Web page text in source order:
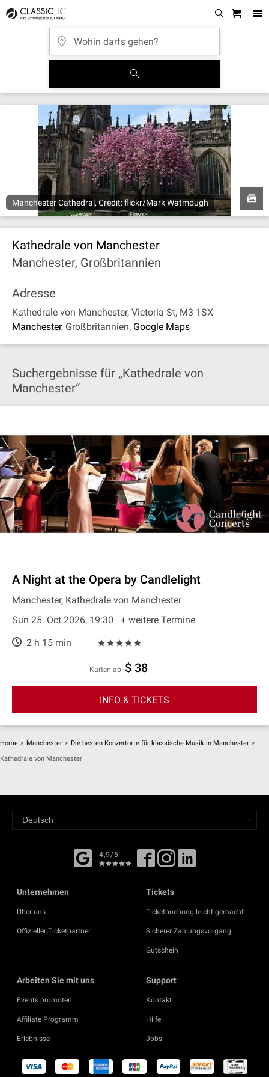
Manchester Cathedral, Credit: flickr/Mark Watmough
Kathedrale von Manchester
Manchester, Großbritannien
Adresse
Kathedrale von Manchester, Victoria St, M3 1SX
Manchester, Großbritannien, Google Maps
Suchergebnisse für „Kathedrale von
Manchester“
A Night at the Opera by Candlelight
Manchester, Kathedrale von Manchester
Sun 25. Oct 2026, 19:30
+ weitere Termine
2 h 15 min
Karten ab $ 38
INFO & TICKETS
Home > Manchester > Die besten Konzertorte für klassische Musik in Manchester >
Kathedrale von Manchester
4,9/5
Unternehmen
Über uns
Offizieller Ticketpartner
Tickets
Ticketbuchung leicht gemacht
Sicherer Zahlungsvorgang
Gutschein
Arbeiten Sie mit uns
Events promoten
Affiliate Programm
Erlebnisse
Support
Kontakt
Hilfe
Jobs